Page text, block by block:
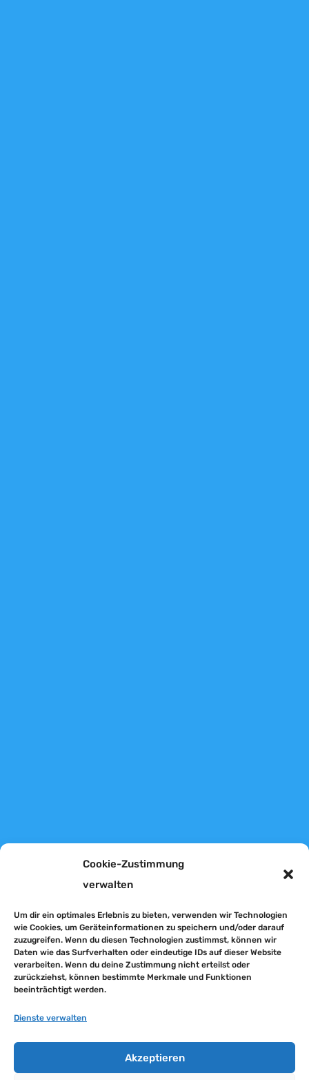
Cookie-Zustimmung
verwalten
Um dir ein optimales Erlebnis zu bieten, verwenden wir Technologien
wie Cookies, um Geräteinformationen zu speichern und/oder darauf
zuzugreifen. Wenn du diesen Technologien zustimmst, können wir
Daten wie das Surfverhalten oder eindeutige IDs auf dieser Website
verarbeiten. Wenn du deine Zustimmung nicht erteilst oder
zurückziehst, können bestimmte Merkmale und Funktionen
beeinträchtigt werden.
Dienste verwalten
Akzeptieren
Datenschutz
Impressum